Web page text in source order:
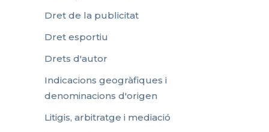
Dret de la publicitat
Dret esportiu
Drets d'autor
Indicacions geogràfiques i
denominacions d'origen
Litigis, arbitratge i mediació